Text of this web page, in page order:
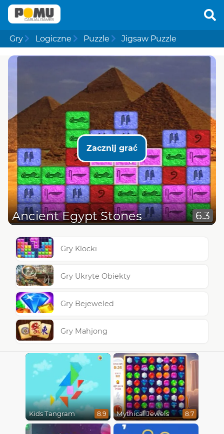
Gry Logiczne Puzzle Jigsaw Puzzle
Zacznij grać
Ancient Egypt Stones 6.3
Gry Klocki
Gry Ukryte Obiekty
Gry Bejeweled
Gry Mahjong
Kids Tangram 8.9 Mythical Jewels 8.7